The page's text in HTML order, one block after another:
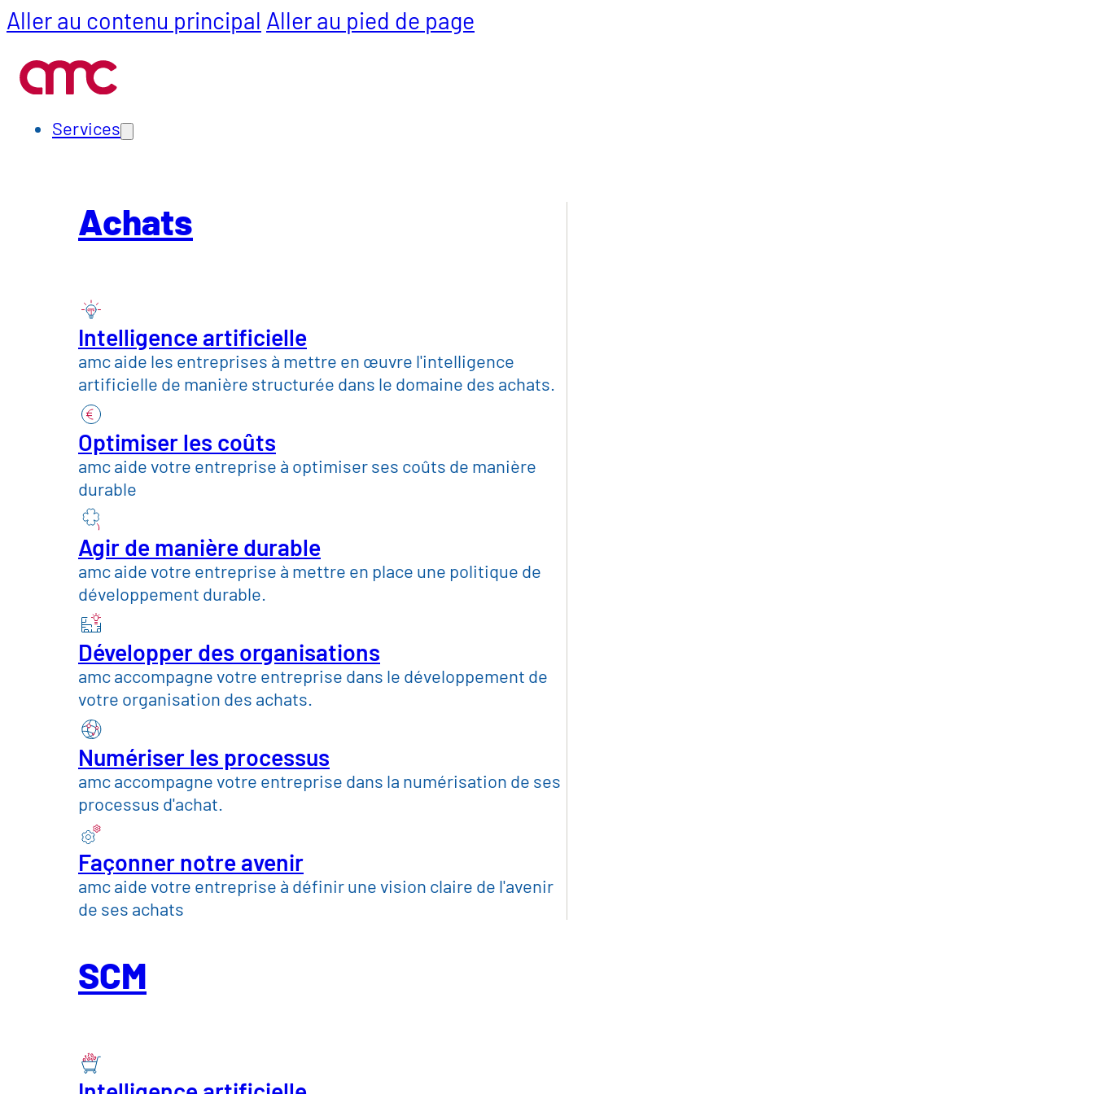
Aller au contenu principal Aller au pied de page
Services
Achats
Intelligence artificielle
amc aide les entreprises à mettre en œuvre l'intelligence
artificielle de manière structurée dans le domaine des achats.
Optimiser les coûts
amc aide votre entreprise à optimiser ses coûts de manière
durable
Agir de manière durable
amc aide votre entreprise à mettre en place une politique de
développement durable.
Développer des organisations
amc accompagne votre entreprise dans le développement de
votre organisation des achats.
Numériser les processus
amc accompagne votre entreprise dans la numérisation de ses
processus d'achat.
Façonner notre avenir
amc aide votre entreprise à définir une vision claire de l'avenir
de ses achats
SCM
Achats
SCM
Automobile et mobilité
Chimie, pharmacie et plasturgie
Commerce, consommation
Secteur des biens de consommation et de l'agroalimentaire
Construction mécanique et construction d'installations
Télécommunications et informatique
Services publics et pouvoirs adjudicateurs
PerspectivesAtelier sur l'avenirListe préliminaire eSolution
Télécommunications et